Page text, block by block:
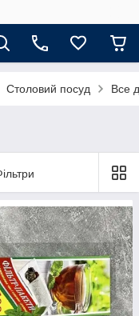
Столовий посуд Все